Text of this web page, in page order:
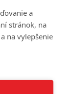
a
stránok, na
na vylepšenie